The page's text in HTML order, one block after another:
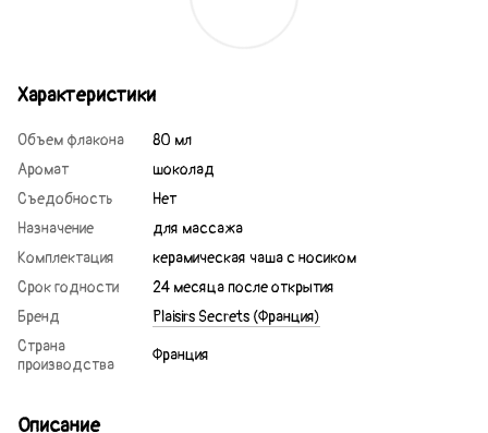
Характеристики
Объем флакона
80 мл
Аромат
шоколад
Съедобность
Нет
Назначение
для массажа
Комплектация
керамическая чаша с носиком
Срок годности
24 месяца после открытия
Бренд
Plaisirs Secrets (Франция)
Страна
производства
Франция
Описание